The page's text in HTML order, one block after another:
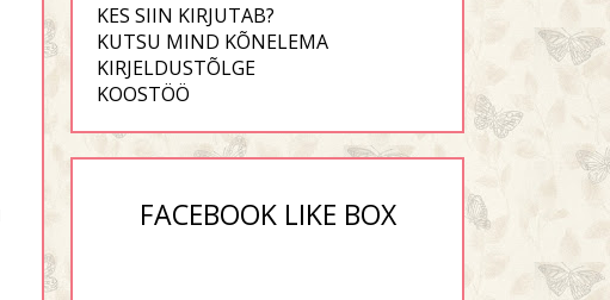
KES SIIN KIRJUTAB?
KUTSU MIND KÕNELEMA
KIRJELDUSTÕLGE
KOOSTÖÖ
FACEBOOK LIKE BOX